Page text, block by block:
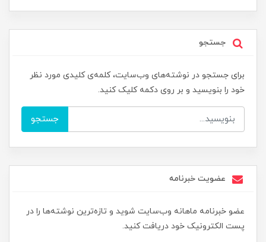
جستجو
برای جستجو در نوشته‌های وب‌سایت، کلمه‌ی کلیدی مورد نظر
خود را بنویسید و بر روی دکمه کلیک کنید.
جستجو
عضویت خبرنامه
عضو خبرنامه ماهانه وب‌سایت شوید و تازه‌ترین نوشته‌ها را در
پست الکترونیک خود دریافت کنید.